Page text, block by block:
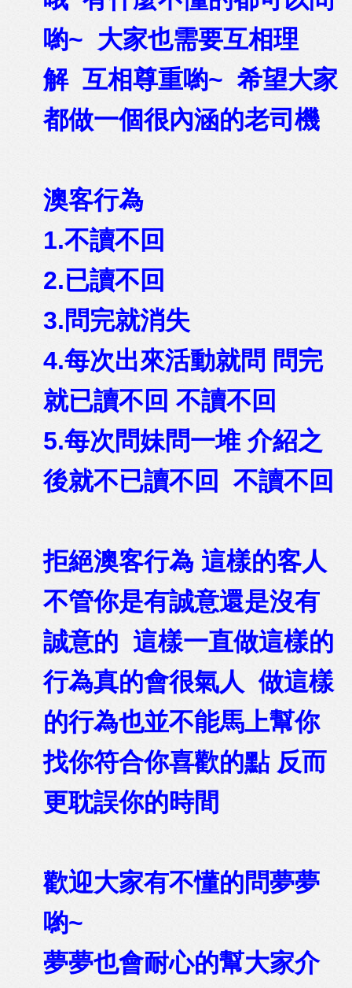
喲~ 大家也需要互相理
解 互相尊重喲~ 希望大家
都做一個很內涵的老司機
澳客行為
1.不讀不回
2.已讀不回
3.問完就消失
4.每次出來活動就問 問完
就已讀不回 不讀不回
5.每次問妹問一堆 介紹之
後就不已讀不回 不讀不回
拒絕澳客行為 這樣的客人
不管你是有誠意還是沒有
誠意的 這樣一直做這樣的
行為真的會很氣人 做這樣
的行為也並不能馬上幫你
找你符合你喜歡的點 反而
更耽誤你的時間
歡迎大家有不懂的問夢夢
喲~
夢夢也會耐心的幫大家介